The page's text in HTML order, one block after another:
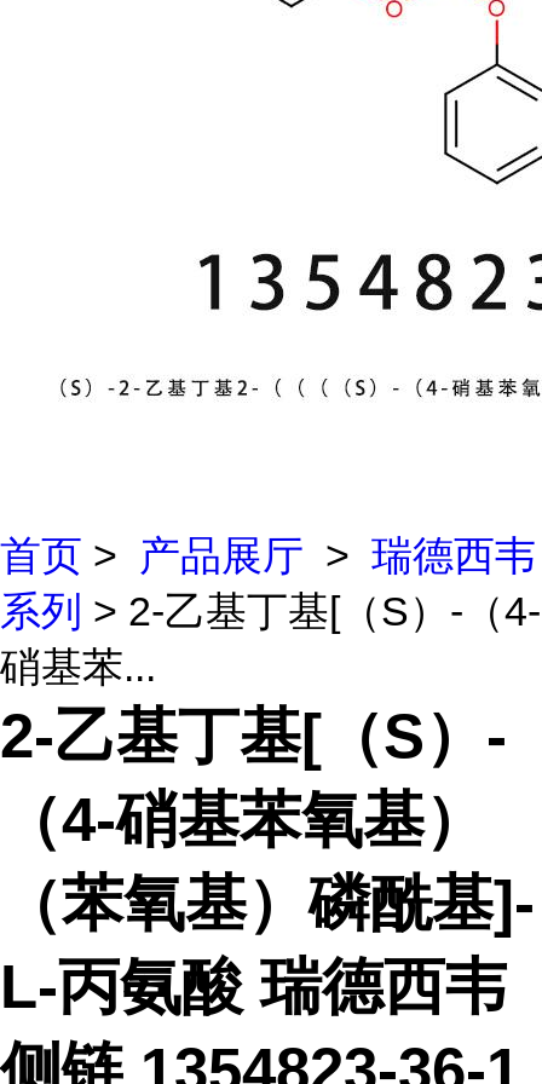
首页 > 产品展厅 > 瑞德西韦
系列 > 2-乙基丁基[（S）-（4-
硝基苯...
2-乙基丁基[（S）-
（4-硝基苯氧基）
（苯氧基）磷酰基]-
L-丙氨酸 瑞德西韦
侧链 1354823-36-1